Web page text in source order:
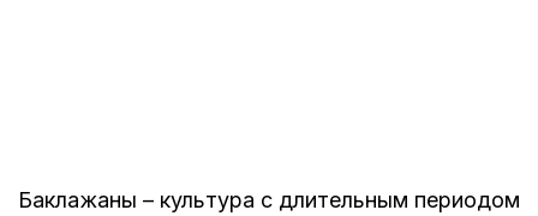
Баклажаны – культура с длительным периодом